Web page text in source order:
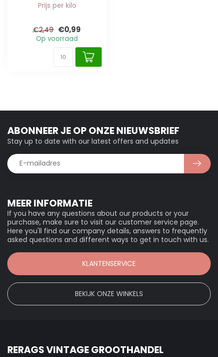
Prijs per kilo
€2,49 €0,99
Op voorraad
MEER INFORMATIE
If you have any questions about our products or your
purchase, make sure to visit our customer service page.
Here you'll find our company details, answers to frequently
asked questions and different ways to get in touch with us.
KLANTENSERVICE
BEKIJK ONZE WINKELS
ABONNEER JE OP ONZE NIEUWSBRIEF
Stay up to date with our latest offers and updates
RERAGS VINTAGE GROOTHANDEL